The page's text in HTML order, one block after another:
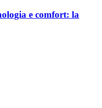
e comfort: la